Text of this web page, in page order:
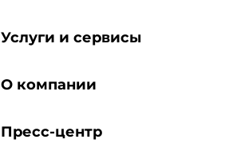
Услуги и сервисы
О компании
Пресс-центр